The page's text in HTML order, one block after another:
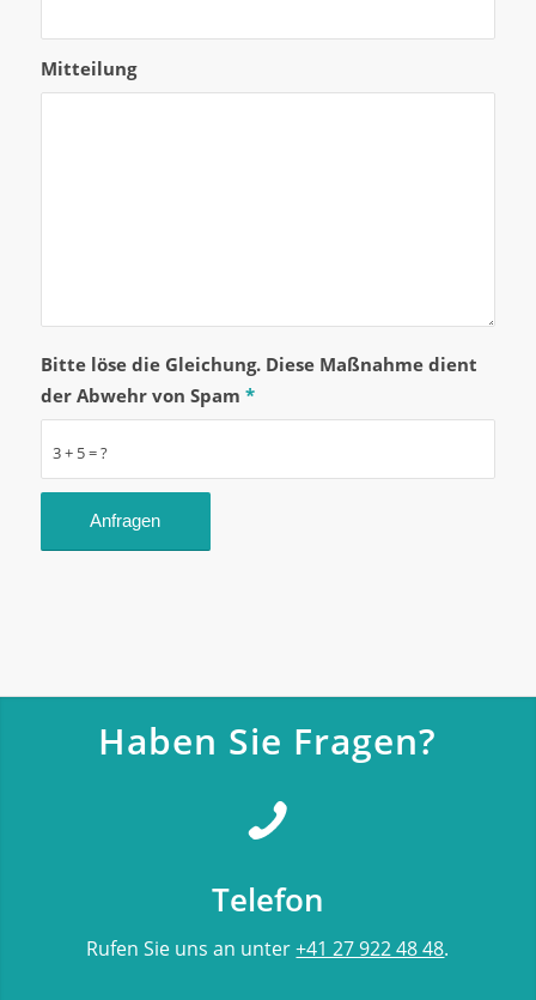
Mitteilung
3 + 5 = ?
Bitte löse die Gleichung. Diese Maßnahme dient
der Abwehr von Spam *
Haben Sie Fragen?
Telefon
Rufen Sie uns an unter+41 27 922 48 48.